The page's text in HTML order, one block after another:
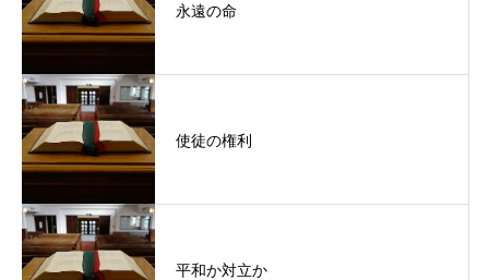
永遠の命
使徒の権利
平和か対立か